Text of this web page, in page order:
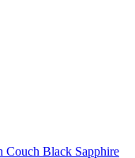
Couch Black Sapphire